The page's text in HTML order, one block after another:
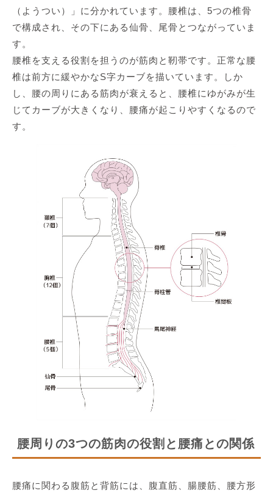
（ようつい）」に分かれています。腰椎は、5つの椎骨
で構成され、その下にある仙骨、尾骨とつながっていま
す。
腰椎を支える役割を担うのが筋肉と靭帯です。正常な腰
椎は前方に緩やかなS字カーブを描いています。しか
し、腰の周りにある筋肉が衰えると、腰椎にゆがみが生
じてカーブが大きくなり、腰痛が起こりやすくなるので
す。
腰周りの3つの筋肉の役割と腰痛との関係
腰痛に関わる腹筋と背筋には、腹直筋、腸腰筋、腰方形